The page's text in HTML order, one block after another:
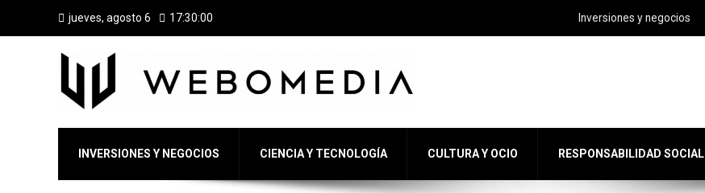
jueves, agosto 6 17:30:01 Inversiones y negocios
INVERSIONES Y NEGOCIOS CIENCIA Y TECNOLOGÍA CULTURA Y OCIO RESPONSABILIDAD SOCIAL